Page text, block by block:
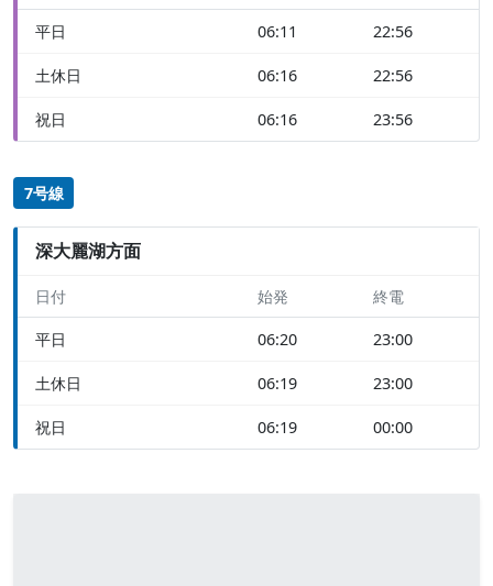
平日 06:11 22:56
土休日 06:16 22:56
祝日 06:16 23:56
7号線
深大麗湖方面
日付 始発 終電
平日 06:20 23:00
土休日 06:19 23:00
祝日 06:19 00:00